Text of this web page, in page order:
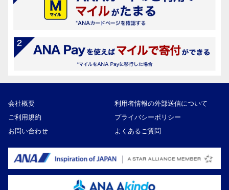
会社概要
利用者情報の外部送信について
ご利用規約
プライバシーポリシー
お問い合わせ
よくあるご質問